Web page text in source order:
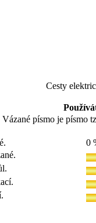
Cesty
Vázané písmo je písmo
0